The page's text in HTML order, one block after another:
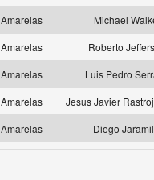
Amarelas
Michael
Amarelas
Roberto
Amarelas
Luis Pedro
Amarelas
Jesus Javier
Amarelas Diego